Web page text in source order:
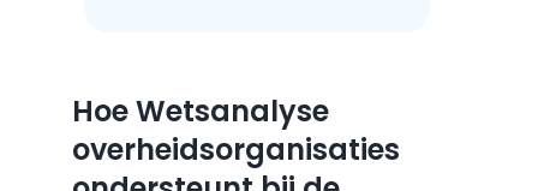
Hoe Wetsanalyse
overheidsorganisaties